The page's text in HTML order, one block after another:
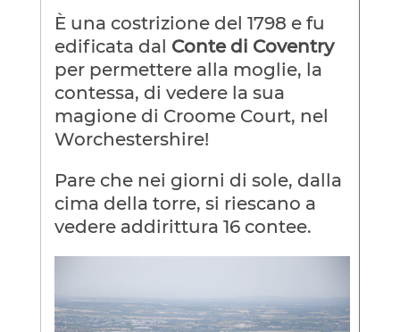
È una costrizione del 1798 e fu
edificata dal Conte di Coventry
per permettere alla moglie, la
contessa, di vedere la sua
magione di Croome Court, nel
Worchestershire!
Pare che nei giorni di sole, dalla
cima della torre, si riescano a
vedere addirittura 16 contee.